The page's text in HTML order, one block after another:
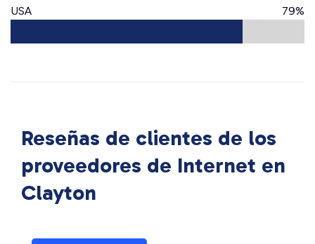
USA 79%
Reseñas de clientes de los
proveedores de Internet en
Clayton